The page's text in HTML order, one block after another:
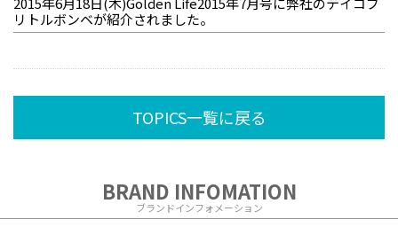
リトルボンベが紹介されました。
TOPICS一覧に戻る
BRAND INFOMATION
ブランドインフォメーション